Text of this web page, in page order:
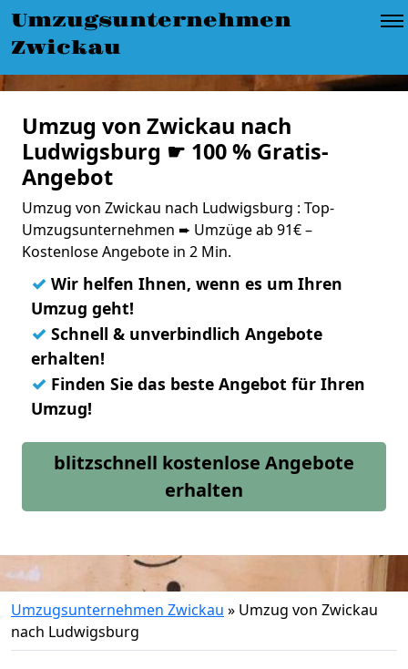
Umzugsunternehmen
Zwickau
Umzug von Zwickau nach
Ludwigsburg ☛ 100 % Gratis-
Angebot
Umzug von Zwickau nach Ludwigsburg : Top-
Umzugsunternehmen ➨ Umzüge ab 91€ –
Kostenlose Angebote in 2 Min.
✓ Wir helfen Ihnen, wenn es um Ihren
Umzug geht!
✓ Schnell & unverbindlich Angebote
erhalten!
✓ Finden Sie das beste Angebot für Ihren
Umzug!
blitzschnell kostenlose Angebote
erhalten
Umzugsunternehmen Zwickau » Umzug von Zwickau
nach Ludwigsburg